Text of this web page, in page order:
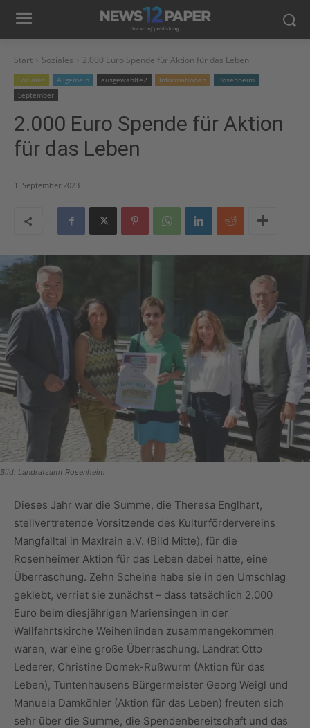
Start Soziales 2.000 Euro Spende für Aktion für das Leben
Soziales Allgemein ausgewählte2 Informationen
Rosenheim
September
2.000 Euro Spende für Aktion
für das Leben
1. September 2023
Bild: Landratsamt Rosenheim
Dieses Jahr war die Summe, die Theresa Englhart,
stellvertretende Vorsitzende des Kulturfördervereins
Mangfalltal in Maxlrain e.V. (Bild Mitte), für die
Rosenheimer Aktion für das Leben dabei hatte, eine
Überraschung. Zehn Scheine habe sie in den Umschlag
geklebt, verriet sie zunächst – dass tatsächlich 2.000
Euro beim diesjährigen Mariensingen in der
Wallfahrtskirche Weihenlinden zusammengekommen
waren, war eine große Überraschung. Landrat Otto
Lederer, Christine Domek-Rußwurm (Aktion für das
Leben), Tuntenhausens Bürgermeister Georg Weigl und
Manuela Damköhler (Aktion für das Leben) freuten sich
sehr über die Summe, die Spendenbereitschaft und das